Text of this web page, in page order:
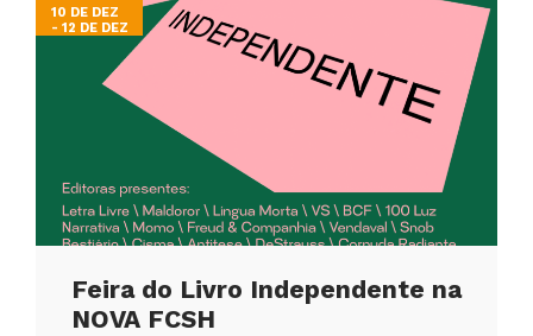
10 DE DEZ
- 12 DE DEZ
Feira do Livro Independente na
NOVA FCSH